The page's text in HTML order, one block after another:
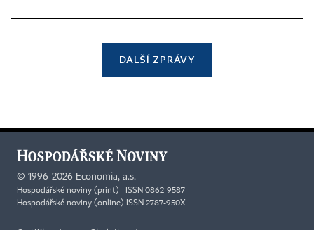
DALŠÍ ZPRÁVY
© 1996-2026 Economia, a.s.
Hospodářské noviny (print) ISSN 0862-9587
Hospodářské noviny (online) ISSN 2787-950X